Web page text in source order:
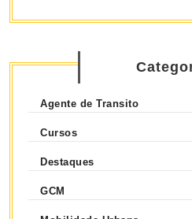
Agente de Transito
Cursos
Destaques
GCM